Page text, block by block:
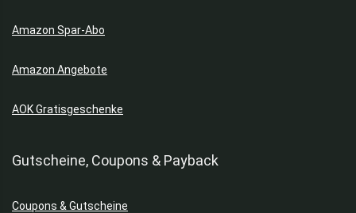
Amazon Spar-Abo
Amazon Angebote
AOK Gratisgeschenke
Gutscheine, Coupons & Payback
Coupons & Gutscheine